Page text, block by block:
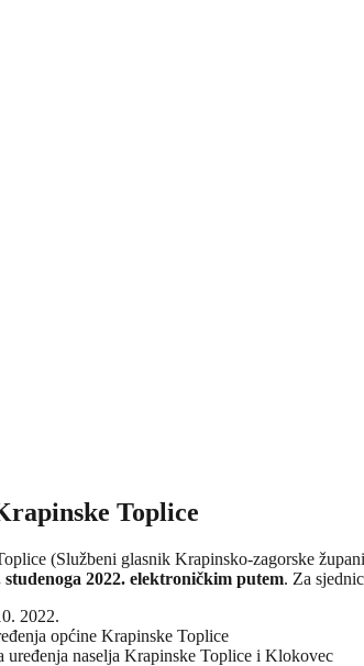
Toplice
(Službeni glasnik Krapinsko-zagorske
studenoga 2022. elektroničkim putem. Za
2022.
općine Krapinske Toplice
naselja Krapinske Toplice i Klokovec